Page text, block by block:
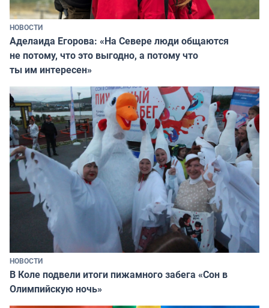
НОВОСТИ
Аделаида Егорова: «На Севере люди общаются
не потому, что это выгодно, а потому что
ты им интересен»
НОВОСТИ
В Коле подвели итоги пижамного забега «Сон в
Олимпийскую ночь»